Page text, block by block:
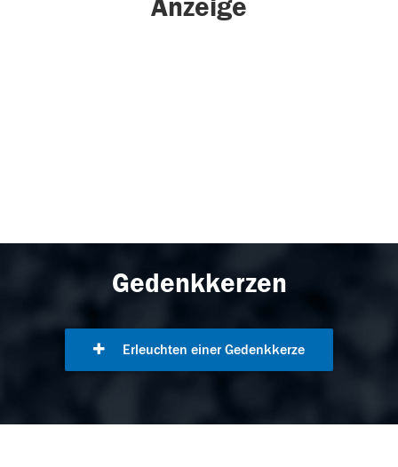
Anzeige
Gedenkkerzen
Erleuchten einer Gedenkkerze